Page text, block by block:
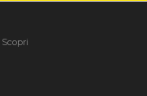
Scopri